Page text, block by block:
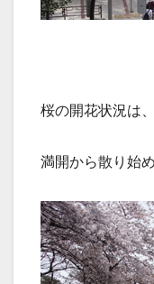
桜の開花状況は、
満開から散り始